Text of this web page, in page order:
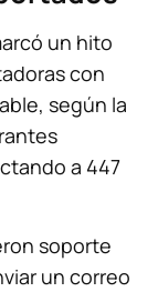
un hito
con
según la
a 447
soporte
un correo